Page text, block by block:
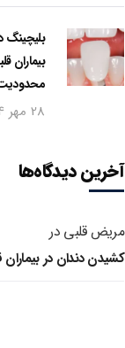
بلیچینگ
بیماران
28 مهر 1404
آخرین دیدگاه‌ها
مریض قلبی در
کشیدن دندان در بیماران